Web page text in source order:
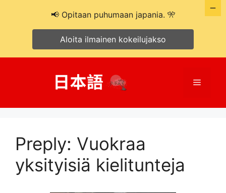
Valikko
Preply: Vuokraa
yksityisiä kielitunteja
📢 Opitaan puhumaan japania. 🎌
Aloita ilmainen kokeilujakso